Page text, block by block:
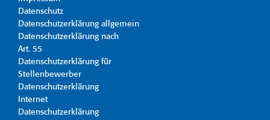
Datenschutz
Datenschutzerklärung allgemein
Datenschutzerklärung nach
Art. 55
Datenschutzerklärung für
Stellenbewerber
Datenschutzerklärung
Internet
Datenschutzerklärung